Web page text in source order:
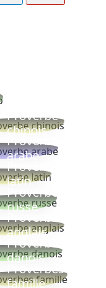
Proverbe
chinois
Proverbe
arabe
Proverbe
latin
Proverbe
russe
Proverbe
anglais
Proverbe
danois
Proverbes
famille